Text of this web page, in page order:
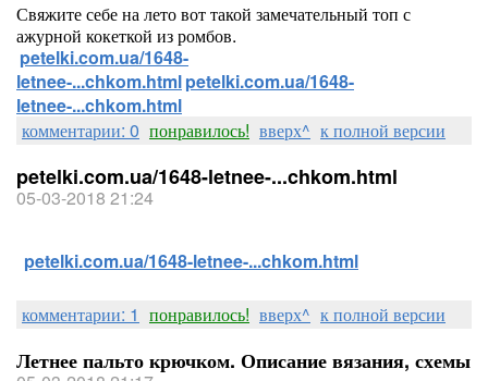
Свяжите себе на лето вот такой замечательный топ с
ажурной кокеткой из ромбов.
petelki.com.ua/1648-
letnee-...chkom.htmlpetelki.com.ua/1648-
letnee-...chkom.html
комментарии: 0 понравилось! вверх^ к полной версии
petelki.com.ua/1648-letnee-...chkom.html
05-03-2018 21:24
petelki.com.ua/1648-letnee-...chkom.html
комментарии: 1 понравилось! вверх^ к полной версии
Летнее пальто крючком. Описание вязания, схемы